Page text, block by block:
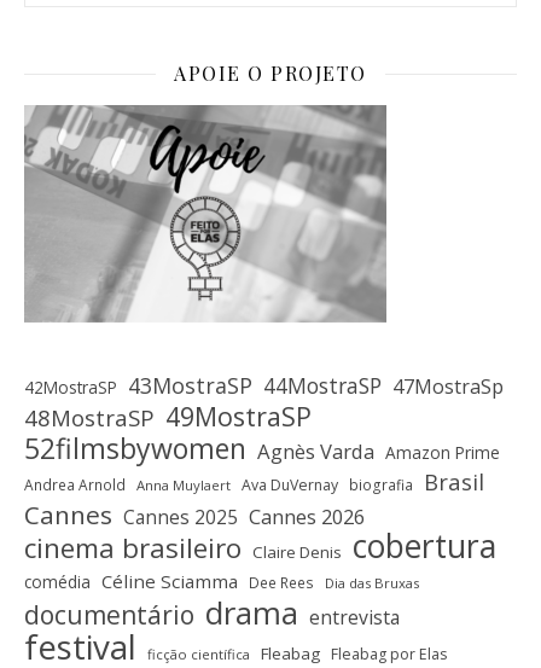
APOIE O PROJETO
42MostraSP 43MostraSP 44MostraSP 47MostraSp
48MostraSP 49MostraSP
52filmsbywomen Agnès Varda Amazon Prime
Andrea Arnold Anna Muylaert Ava DuVernay biografia Brasil
Cannes Cannes 2025 Cannes 2026
cinema brasileiro Claire Denis cobertura
comédia Céline Sciamma Dee Rees Dia das Bruxas
documentário drama entrevista
festival ficção científica Fleabag Fleabag por Elas